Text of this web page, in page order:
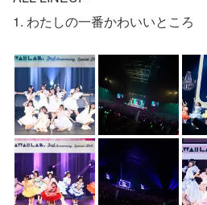
1. わたしの一番かわいいところ